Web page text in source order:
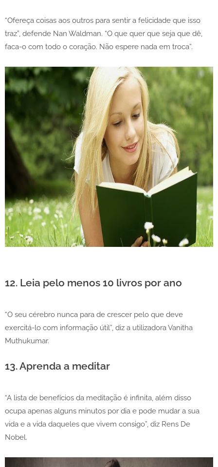
“Ofereça coisas aos outros para sentir a felicidade que isso
traz”, defende Nan Waldman. “O que quer que seja que dê,
faca-o com todo o coração. Não espere nada em troca”.
12. Leia pelo menos 10 livros por ano
“O seu cérebro nunca para de crescer pelo que deve
exercitá-lo com informação útil”, diz a utilizadora Vanitha
Muthukumar.
13. Aprenda a meditar
“A lista de benefícios da meditação é infinita, além disso
ocupa apenas alguns minutos por dia e pode mudar a sua
vida e a vida daqueles que vivem consigo”, diz Rens De
Nobel.